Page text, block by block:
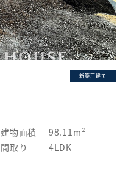
新築戸建て
建物面積
98.11m²
間取り 4LDK